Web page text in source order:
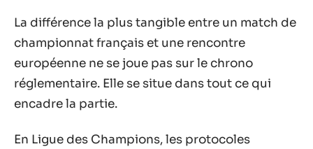
La différence la plus tangible entre un match de
championnat français et une rencontre
européenne ne se joue pas sur le chrono
réglementaire. Elle se situe dans tout ce qui
encadre la partie.
En Ligue des Champions, les protocoles